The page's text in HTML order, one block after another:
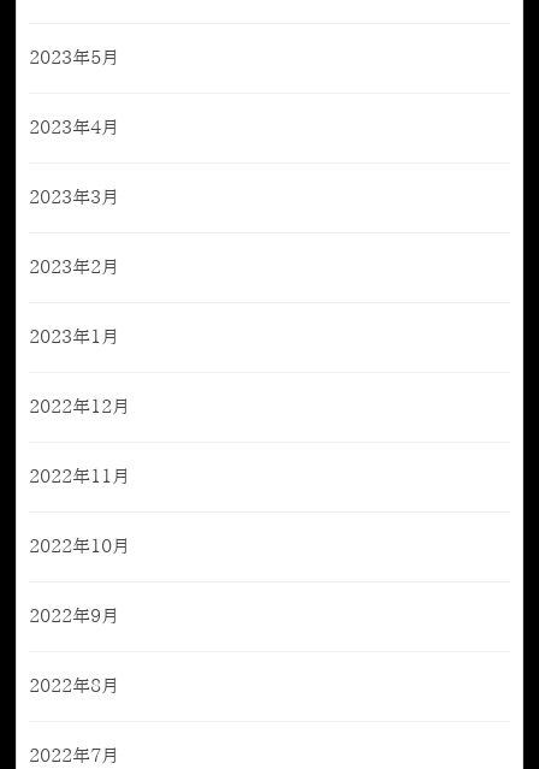
2023年5月
2023年4月
2023年3月
2023年2月
2023年1月
2022年12月
2022年11月
2022年10月
2022年9月
2022年8月
2022年7月